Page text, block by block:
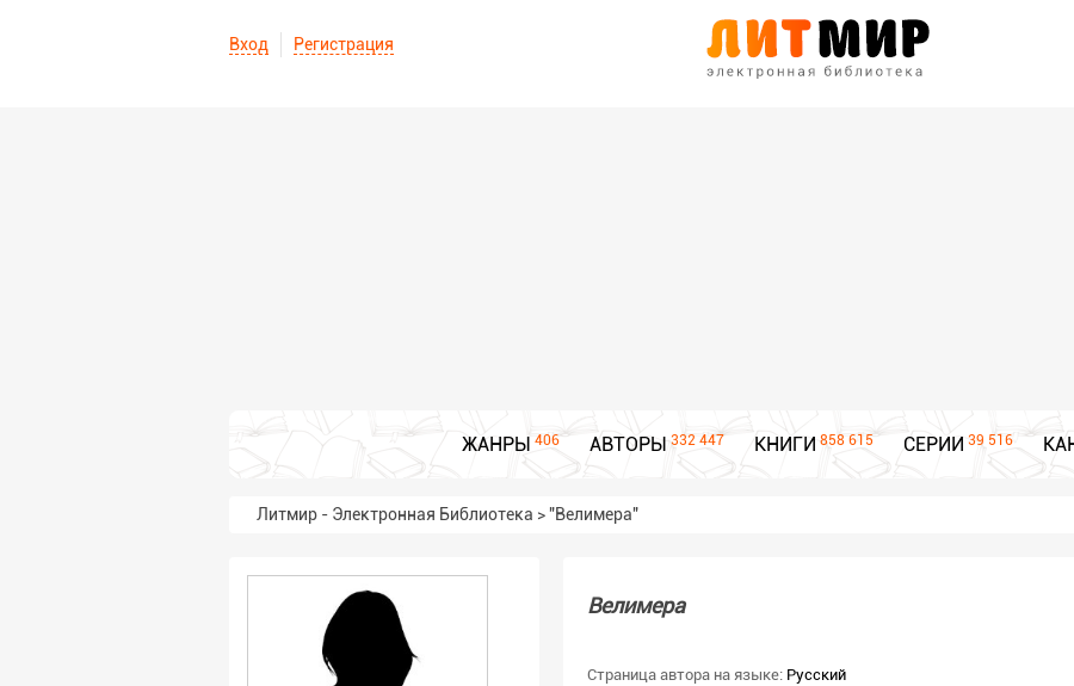
Вход Регистрация
ЖАНРЫ 406 АВТОРЫ 332 447 КНИГИ 858 615 СЕРИИ 39 516
Литмир - Электронная Библиотека >"Велимера"
Велимера
Страница автора на языке: Русский